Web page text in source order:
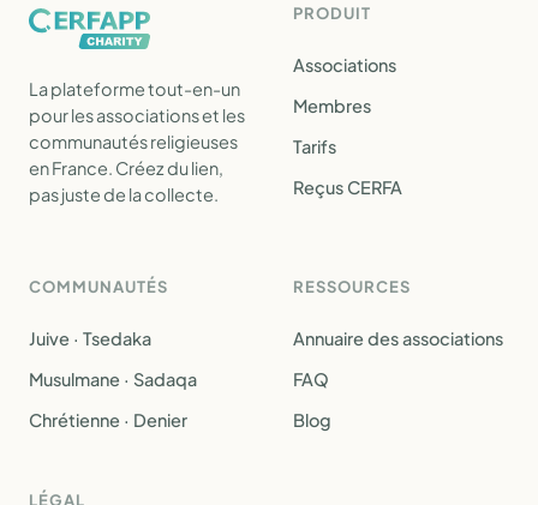
La plateforme tout-en-un
pour les associations et les
communautés religieuses
en France. Créez du lien,
pas juste de la collecte.
PRODUIT
Associations
Membres
Tarifs
Reçus CERFA
COMMUNAUTÉS
Juive · Tsedaka
Musulmane · Sadaqa
Chrétienne · Denier
RESSOURCES
Annuaire des associations
FAQ
Blog
LÉGAL